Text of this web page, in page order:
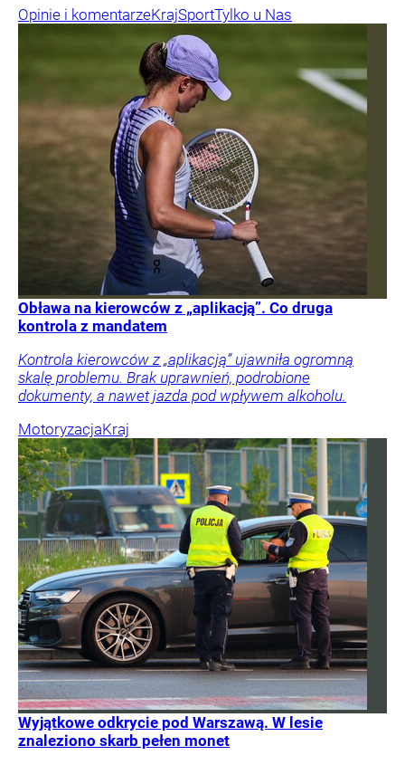
Opinie i komentarzeKrajSportTylko u Nas
Obława na kierowców z „aplikacją”. Co druga
kontrola z mandatem
Kontrola kierowców z „aplikacją” ujawniła ogromną
skalę problemu. Brak uprawnień, podrobione
dokumenty, a nawet jazda pod wpływem alkoholu.
MotoryzacjaKraj
Wyjątkowe odkrycie pod Warszawą. W lesie
znaleziono skarb pełen monet